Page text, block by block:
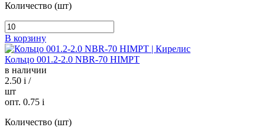
Количество (шт)
В корзину
Кольцо 001.2-2.0 NBR-70 HIMPT
в наличии
2.50 i /
шт
опт. 0.75 i
Количество (шт)